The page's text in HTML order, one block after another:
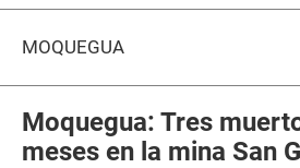
MOQUEGUA
Moquegua: Tres
meses en la mina San